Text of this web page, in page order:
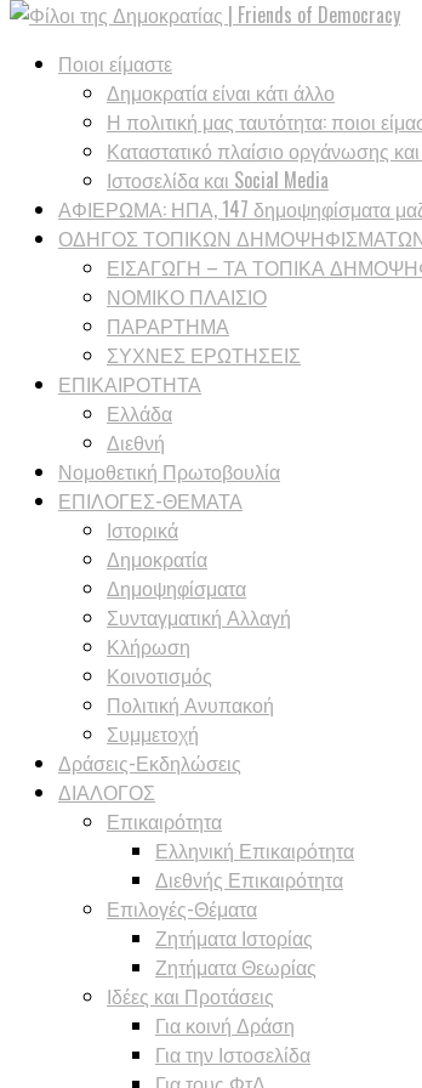
Ποιοι είμαστε
Δημοκρατία είναι κάτι άλλο
Η πολιτική μας ταυτότητα: ποιοι
Καταστατικό πλαίσιο οργάνωσης και
Ιστοσελίδα και Social Media
ΑΦΙΕΡΩΜΑ: ΗΠΑ, 147 δημοψηφίσματα μαζί
ΟΔΗΓΟΣ ΤΟΠΙΚΩΝ
ΕΙΣΑΓΩΓΗ – ΤΑ ΤΟΠΙΚΑ
ΝΟΜΙΚΟ ΠΛΑΙΣΙΟ
ΠΑΡΑΡΤΗΜΑ
ΣΥΧΝΕΣ ΕΡΩΤΗΣΕΙΣ
ΕΠΙΚΑΙΡΟΤΗΤΑ
Ελλάδα
Διεθνή
Νομοθετική Πρωτοβουλία
ΕΠΙΛΟΓΕΣ-ΘΕΜΑΤΑ
Ιστορικά
Δημοκρατία
Δημοψηφίσματα
Συνταγματική Αλλαγή
Κλήρωση
Κοινοτισμός
Πολιτική Ανυπακοή
Συμμετοχή
Δράσεις-Εκδηλώσεις
ΔΙΑΛΟΓΟΣ
Επικαιρότητα
Ελληνική Επικαιρότητα
Διεθνής Επικαιρότητα
Επιλογές-Θέματα
Ζητήματα Ιστορίας
Ζητήματα Θεωρίας
Ιδέες και Προτάσεις
Για κοινή Δράση
Για την Ιστοσελίδα